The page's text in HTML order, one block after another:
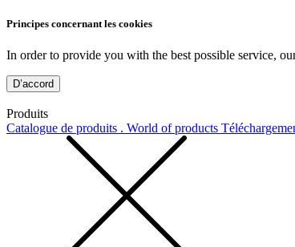
Principes concernant les cookies
In order to provide you with the best possible service,
D’accord
Produits
Catalogue de produits . World of products